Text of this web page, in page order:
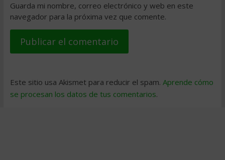
Guarda mi nombre, correo electrónico y web en este
navegador para la próxima vez que comente.
Este sitio usa Akismet para reducir el spam. Aprende cómo
se procesan los datos de tus comentarios.